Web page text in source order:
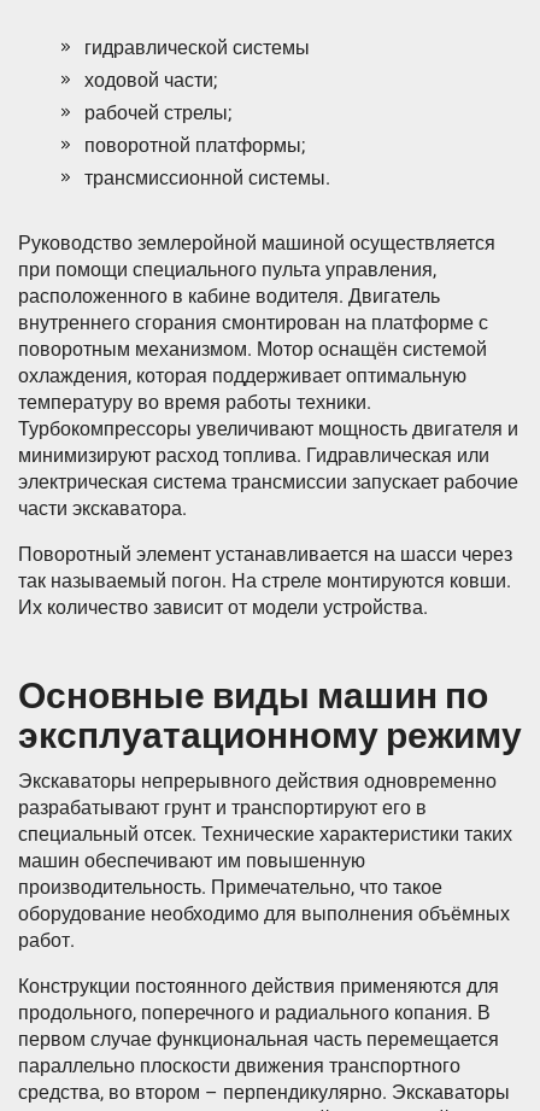
гидравлической системы
ходовой части;
рабочей стрелы;
поворотной платформы;
трансмиссионной системы.
Руководство землеройной машиной осуществляется
при помощи специального пульта управления,
расположенного в кабине водителя. Двигатель
внутреннего сгорания смонтирован на платформе с
поворотным механизмом. Мотор оснащён системой
охлаждения, которая поддерживает оптимальную
температуру во время работы техники.
Турбокомпрессоры увеличивают мощность двигателя и
минимизируют расход топлива. Гидравлическая или
электрическая система трансмиссии запускает рабочие
части экскаватора.
Поворотный элемент устанавливается на шасси через
так называемый погон. На стреле монтируются ковши.
Их количество зависит от модели устройства.
Основные виды машин по
эксплуатационному режиму
Экскаваторы непрерывного действия одновременно
разрабатывают грунт и транспортируют его в
специальный отсек. Технические характеристики таких
машин обеспечивают им повышенную
производительность. Примечательно, что такое
оборудование необходимо для выполнения объёмных
работ.
Конструкции постоянного действия применяются для
продольного, поперечного и радиального копания. В
первом случае функциональная часть перемещается
параллельно плоскости движения транспортного
средства, во втором – перпендикулярно. Экскаваторы